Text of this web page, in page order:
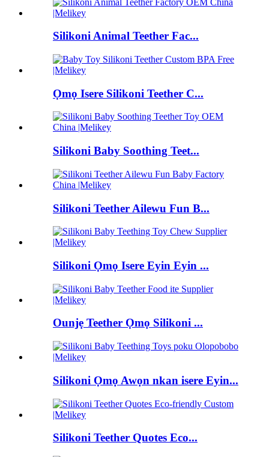
Silikoni Animal Teether Fac...
Ọmọ Isere Silikoni Teether C...
Silikoni Baby Soothing Teet...
Silikoni Teether Ailewu Fun B...
Silikoni Ọmọ Isere Eyin Eyin ...
Ounjẹ Teether Ọmọ Silikoni ...
Silikoni Ọmọ Awọn nkan isere Eyin...
Silikoni Teether Quotes Eco...